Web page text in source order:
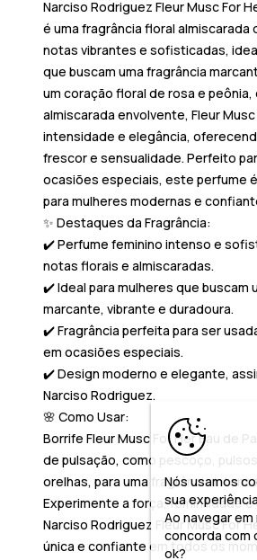
Narciso Rodriguez Fleur Musc For
é uma fragrância floral almiscarada
notas vibrantes e sofisticadas,
que buscam uma fragrância
um coração floral de rosa e peônia,
almiscarada envolvente, Fleur
intensidade e elegância,
frescor e sensualidade. Perfeito
ocasiões especiais, este perfume
para mulheres modernas e
✨ Destaques da Fragrância:
✔️ Perfume feminino intenso e
notas florais e almiscaradas.
✔️ Ideal para mulheres que buscam
marcante, vibrante e duradoura.
✔️ Fragrância perfeita para ser
em ocasiões especiais.
✔️ Design moderno e elegante,
Narciso Rodriguez.
🌸 Como Usar:
Borrife Fleur Musc For Her Eau de
de pulsação, como pescoço,
orelhas, para uma fragrância
Experimente a força, feminilidade
Narciso Rodriguez Fleur Musc For
única e confiante em todos os
Nós usamos
sua
Ao navegar
concorda com
ok?